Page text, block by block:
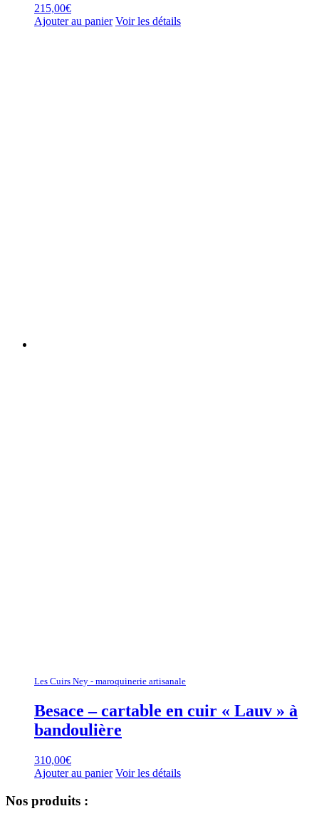
215,00€
Ajouter au panier Voir les détails
Les Cuirs Ney - maroquinerie artisanale
Besace – cartable en cuir « Lauv » à
bandoulière
310,00€
Ajouter au panier Voir les détails
Nos produits :